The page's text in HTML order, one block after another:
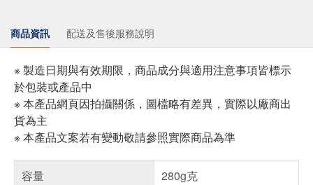
商品資訊 配送及售後服務說明
※ 製造日期與有效期限，商品成分與適用注意事項皆標示
於包裝或產品中
※ 本產品網頁因拍攝關係，圖檔略有差異，實際以廠商出
貨為主
※ 本產品文案若有變動敬請參照實際商品為準
容量
280g克